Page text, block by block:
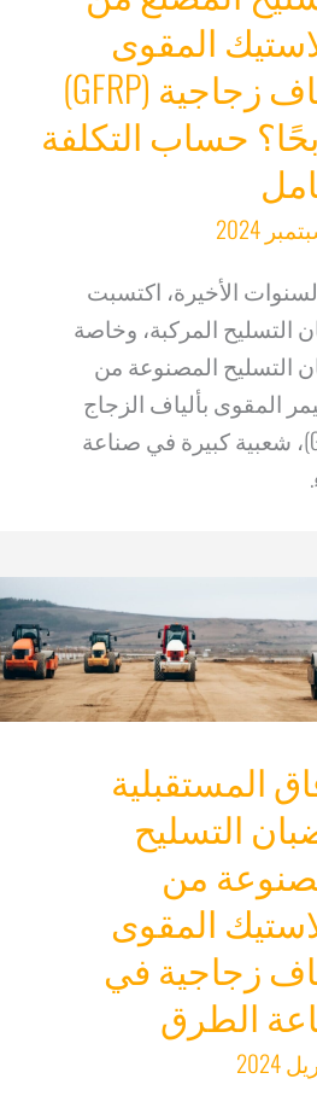
المقوى
بألياف زجاجية (GFRP)
حساب التكلفة
الأخيرة، اكتسبت
التسليح المركبة، وخاصة
التسليح المصنوعة من
المقوى بألياف الزجاج
(GFRP)، شعبية كبيرة في صناعة
المستقبلية
التسليح
من
المقوى
زجاجية في
الطرق